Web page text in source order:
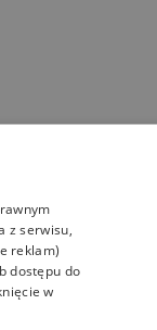
z serwisu,
reklam)
dostępu do
w